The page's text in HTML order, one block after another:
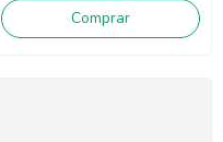
Comprar